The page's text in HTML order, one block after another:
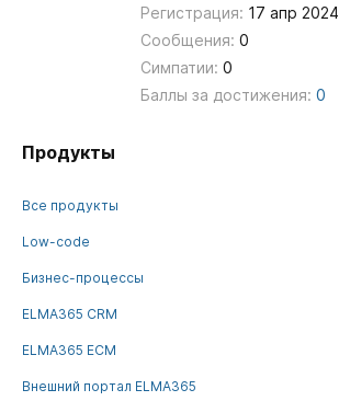
Регистрация: 17 апр 2024
Сообщения: 0
Симпатии: 0
Баллы за достижения: 0
Продукты
Все продукты
Low-code
Бизнес-процессы
ELMA365 CRM
ELMA365 ECM
Внешний портал ELMA365